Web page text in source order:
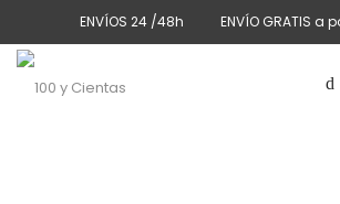
ENVÍOS 24 /48h ENVÍO GRATIS a